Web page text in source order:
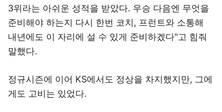
3위라는 아쉬운 성적을 받았다. 우승 다음엔 무엇을
준비해야 하는지 다시 한번 코치, 프런트와 소통해
내년에도 이 자리에 설 수 있게 준비하겠다"고 힘줘
말했다.
정규시즌에 이어 KS에서도 정상을 차지했지만, 그에
게도 고비는 있었다.